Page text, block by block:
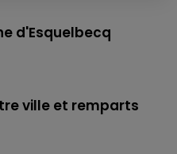
d'Esquelbecq
ville et remparts